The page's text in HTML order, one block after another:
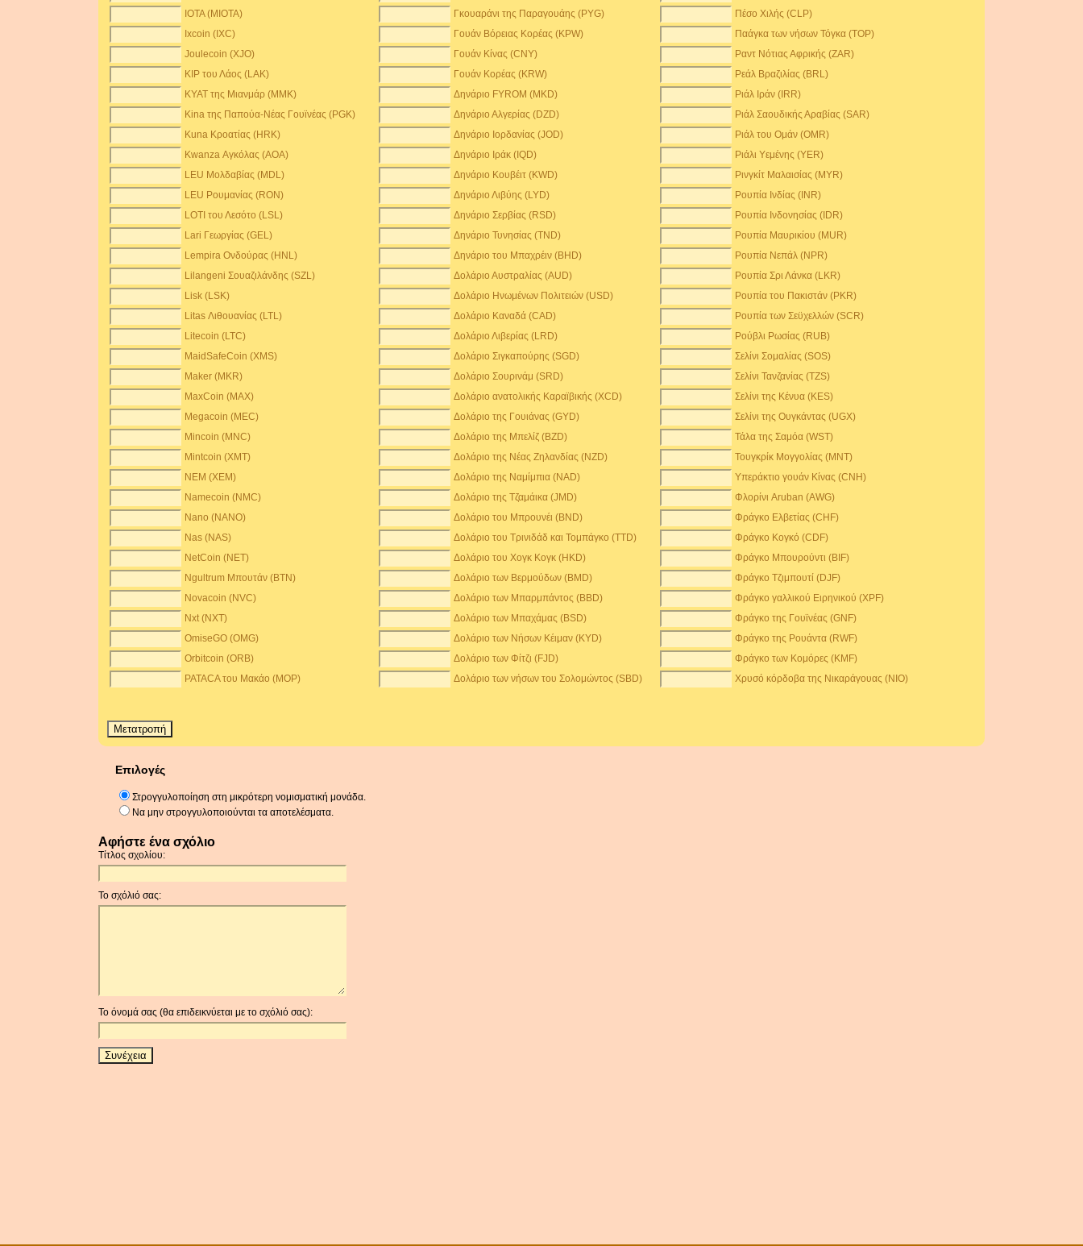
IOTA (MIOTA)
Γκουαράνι της Παραγουάης (PYG)
Πέσο Χιλής (CLP)
Ixcoin (IXC)
Γουάν Βόρειας Κορέας (KPW)
Παάγκα των νήσων Τόγκα (TOP)
Joulecoin (XJO)
Γουάν Κίνας (CNY)
Ραντ Νότιας Αφρικής (ZAR)
KIP του Λάος (LAK)
Γουάν Κορέας (KRW)
Ρεάλ Βραζιλίας (BRL)
KYAT της Μιανμάρ (MMK)
Δηνάριο FYROM (MKD)
Ριάλ Ιράν (IRR)
Kina της Παπούα-Νέας Γουϊνέας (PGK)
Δηνάριο Αλγερίας (DZD)
Ριάλ Σαουδικής Αραβίας (SAR)
Kuna Κροατίας (HRK)
Δηνάριο Ιορδανίας (JOD)
Ριάλ του Ομάν (OMR)
Kwanza Αγκόλας (AOA)
Δηνάριο Ιράκ (IQD)
Ριάλι Υεμένης (YER)
LEU Μολδαβίας (MDL)
Δηνάριο Κουβέιτ (KWD)
Ρινγκίτ Μαλαισίας (MYR)
LEU Ρουμανίας (RON)
Δηνάριο Λιβύης (LYD)
Ρουπία Ινδίας (INR)
LOTI του Λεσότο (LSL)
Δηνάριο Σερβίας (RSD)
Ρουπία Ινδονησίας (IDR)
Lari Γεωργίας (GEL)
Δηνάριο Τυνησίας (TND)
Ρουπία Μαυρικίου (MUR)
Lempira Ονδούρας (HNL)
Δηνάριο του Μπαχρέιν (BHD)
Ρουπία Νεπάλ (NPR)
Lilangeni Σουαζιλάνδης (SZL)
Δολάριο Αυστραλίας (AUD)
Ρουπία Σρι Λάνκα (LKR)
Lisk (LSK)
Δολάριο Ηνωμένων Πολιτειών (USD)
Ρουπία του Πακιστάν (PKR)
Litas Λιθουανίας (LTL)
Δολάριο Καναδά (CAD)
Ρουπία των Σεϋχελλών (SCR)
Litecoin (LTC)
Δολάριο Λιβερίας (LRD)
Ρούβλι Ρωσίας (RUB)
MaidSafeCoin (XMS)
Δολάριο Σιγκαπούρης (SGD)
Σελίνι Σομαλίας (SOS)
Maker (MKR)
Δολάριο Σουρινάμ (SRD)
Σελίνι Τανζανίας (TZS)
MaxCoin (MAX)
Δολάριο ανατολικής Καραϊβικής (XCD)
Σελίνι της Κένυα (KES)
Megacoin (MEC)
Δολάριο της Γουιάνας (GYD)
Σελίνι της Ουγκάντας (UGX)
Mincoin (MNC)
Δολάριο της Μπελίζ (BZD)
Τάλα της Σαμόα (WST)
Mintcoin (XMT)
Δολάριο της Νέας Ζηλανδίας (NZD)
Τουγκρίκ Μογγολίας (MNT)
NEM (XEM)
Δολάριο της Ναμίμπια (NAD)
Υπεράκτιο γουάν Κίνας (CNH)
Namecoin (NMC)
Δολάριο της Τζαμάικα (JMD)
Φλορίνι Aruban (AWG)
Nano (NANO)
Δολάριο του Μπρουνέι (BND)
Φράγκο Ελβετίας (CHF)
Nas (NAS)
Δολάριο του Τρινιδάδ και Τομπάγκο (TTD)
Φράγκο Κογκό (CDF)
NetCoin (NET)
Δολάριο του Χογκ Κογκ (HKD)
Φράγκο Μπουρούντι (BIF)
Ngultrum Μπουτάν (BTN)
Δολάριο των Βερμούδων (BMD)
Φράγκο Τζιμπουτί (DJF)
Novacoin (NVC)
Δολάριο των Μπαρμπάντος (BBD)
Φράγκο γαλλικού Ειρηνικού (XPF)
Nxt (NXT)
Δολάριο των Μπαχάμας (BSD)
Φράγκο της Γουϊνέας (GNF)
OmiseGO (OMG)
Δολάριο των Νήσων Κέιμαν (KYD)
Φράγκο της Ρουάντα (RWF)
Orbitcoin (ORB)
Δολάριο των Φίτζι (FJD)
Φράγκο των Κομόρες (KMF)
PATACA του Μακάο (MOP)
Δολάριο των νήσων του Σολομώντος (SBD) Χρυσό κόρδοβα της Νικαράγουας (NIO)
Επιλογές
Στρογγυλοποίηση στη μικρότερη νομισματική μονάδα.
Να μην στρογγυλοποιούνται τα αποτελέσματα.
Αφήστε ένα σχόλιο
Τίτλος σχολίου:
Το σχόλιό σας:
Το όνομά σας (θα επιδεικνύεται με το σχόλιό σας):